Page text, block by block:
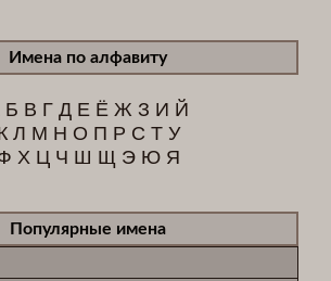
Имена по алфавиту
Б В ГД Е Ё Ж З И Й
Л М Н О П Р С Т У
Х Ц Ч Ш Щ Э Ю Я
Популярные имена